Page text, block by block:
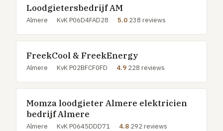
Volledig overzicht — alle 23 klussen & prijsranges →
23 klussen · publieke ranking
Tools
GRATIS TOOLS
Eerlijke-prijs-checker
Subsidie-checker
Loodgietersbedrijf AM
Almere · KvK P06D4FAD28 · 5.0 238 reviews
FreekCool & FreekEnergy
Almere · KvK P02BFCF0FD · 4.9 228 reviews
Momza loodgieter Almere elektricien
bedrijf Almere
Almere · KvK P0645DDD71 · 4.8 292 reviews